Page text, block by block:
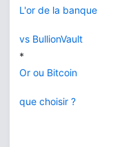
L'or de la banque
vs BullionVault
*
Or ou Bitcoin
que choisir ?